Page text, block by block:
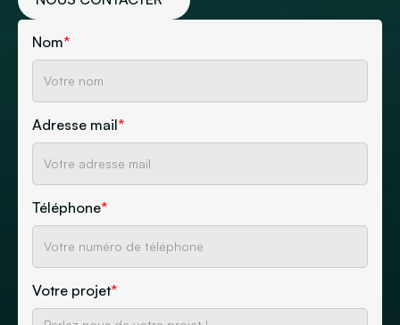
Nom*
Adresse mail*
Téléphone*
Votre projet*